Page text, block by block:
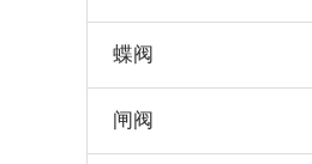
蝶阀
闸阀